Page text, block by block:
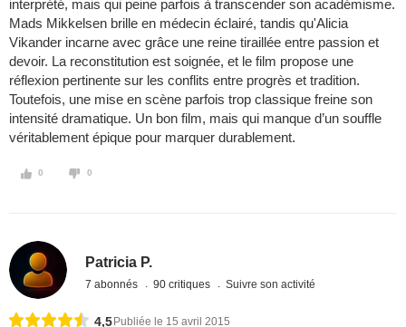
interprété, mais qui peine parfois à transcender son académisme.
Mads Mikkelsen brille en médecin éclairé, tandis qu'Alicia
Vikander incarne avec grâce une reine tiraillée entre passion et
devoir. La reconstitution est soignée, et le film propose une
réflexion pertinente sur les conflits entre progrès et tradition.
Toutefois, une mise en scène parfois trop classique freine son
intensité dramatique. Un bon film, mais qui manque d’un souffle
véritablement épique pour marquer durablement.
0 0
Patricia P.
7 abonnés 90 critiques Suivre son activité
4,5 Publiée le 15 avril 2015